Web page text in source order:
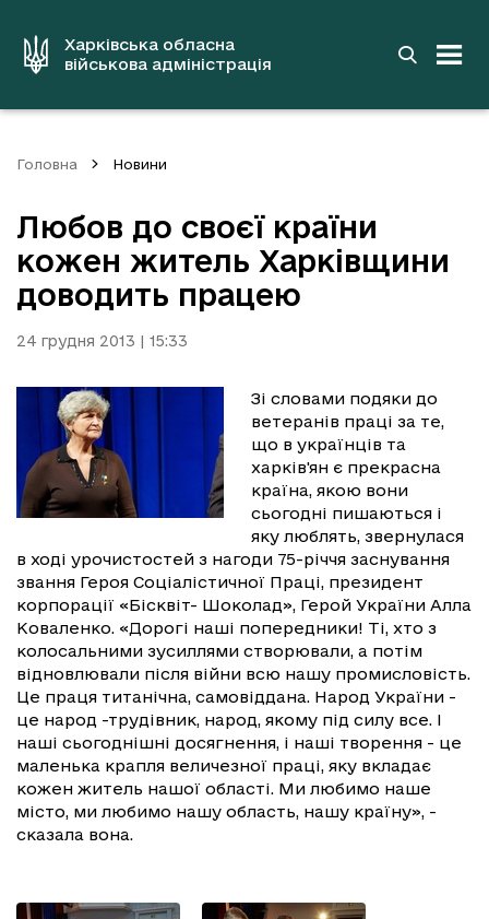
вмістуХарківська обласна
військова адміністрація
Головна Новини
Любов до своєї країни
кожен житель Харківщини
доводить працею
24 грудня 2013 | 15:33
Зі словами подяки до
ветеранів праці за те,
що в українців та
харків'ян є прекрасна
країна, якою вони
сьогодні пишаються і
яку люблять, звернулася
в ході урочистостей з нагоди 75-річчя заснування
звання Героя Соціалістичної Праці, президент
корпорації «Бісквіт- Шоколад», Герой України Алла
Коваленко. «Дорогі наші попередники! Ті, хто з
колосальними зусиллями створювали, а потім
відновлювали після війни всю нашу промисловість.
Це праця титанічна, самовіддана. Народ України -
це народ -трудівник, народ, якому під силу все. І
наші сьогоднішні досягнення, і наші творення - це
маленька крапля величезної праці, яку вкладає
кожен житель нашої області. Ми любимо наше
місто, ми любимо нашу область, нашу країну», -
сказала вона.